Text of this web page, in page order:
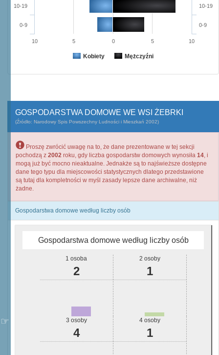
Kobiety Mężczyźni
0-9
10-19
0-9
10-19
0
10 5 5 10
GOSPODARSTWA DOMOWE WE WSI ŻEBRKI
(Źródło: Narodowy Spis Powszechny Ludności i Mieszkań 2002)
Proszę zwrócić uwagę na to, że dane prezentowane w tej sekcji
pochodzą z 2002 roku, gdy liczba gospodarstw domowych wynosiła 14, i
mogą już być mocno nieaktualne. Jednakże są to najświeższe dostępne
dane tego typu dla miejscowości statystycznych dlatego przedstawione
są tutaj dla kompletności w myśl zasady lepsze dane archiwalne, niż
żadne.
Gospodarstwa domowe według liczby osób
Gospodarstwa domowe według liczby osób
1 osoba
2
2 osoby
1
3 osoby
4
4 osoby
1